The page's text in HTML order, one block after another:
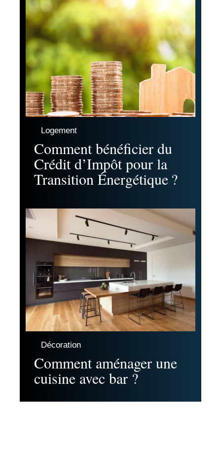
Logement
Comment bénéficier du
Crédit d’Impôt pour la
Transition Énergétique ?
Décoration
Comment aménager une
cuisine avec bar ?